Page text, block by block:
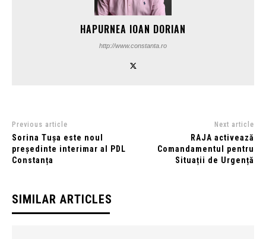
HAPURNEA IOAN DORIAN
http://www.constanta.ro
Previous article
Sorina Tușa este noul
președinte interimar al PDL
Constanța
Next article
RAJA activează
Comandamentul pentru
Situații de Urgență
SIMILAR ARTICLES